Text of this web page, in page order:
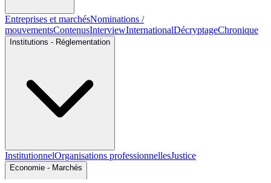
Entreprises et marchésNominations /
mouvementsContenusInterviewInternationalDécryptageChronique
Institutions - Réglementation
InstitutionnelOrganisations professionnellesJustice
Economie - Marchés